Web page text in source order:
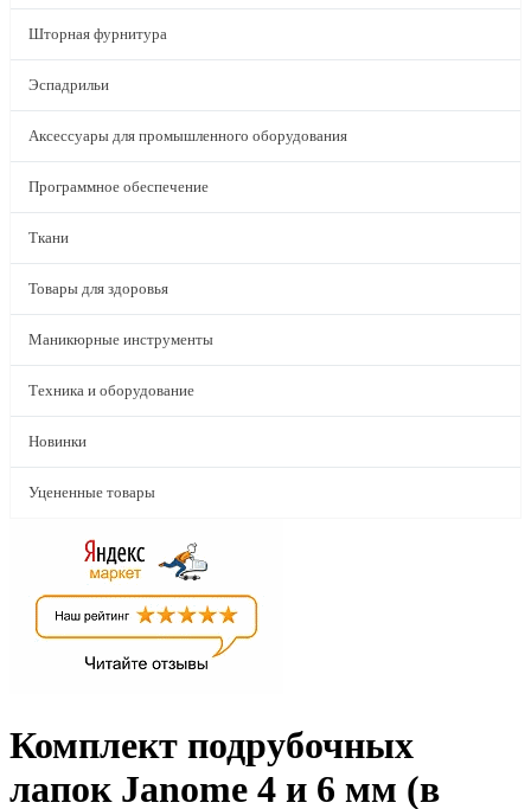
Шторная фурнитура
Эспадрильи
Аксессуары для промышленного оборудования
Программное обеспечение
Ткани
Товары для здоровья
Маникюрные инструменты
Техника и оборудование
Новинки
Уцененные товары
Комплект подрубочных
лапок Janome 4 и 6 мм (в